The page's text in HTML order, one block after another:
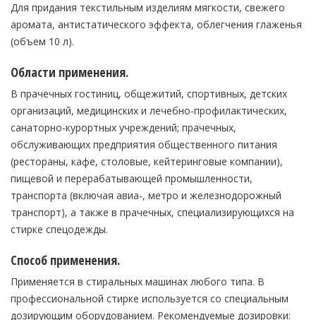
Для придания текстильным изделиям мягкости, свежего
аромата, антистатического эффекта, облегчения глаженья
(объем 10 л).
Области применения.
В прачечных гостиниц, общежитий, спортивных, детских
организаций, медицинских и лечебно-профилактических,
санаторно-курортных учреждений; прачечных,
обслуживающих предприятия общественного питания
(рестораны, кафе, столовые, кейтеринговые компании),
пищевой и перерабатывающей промышленности,
транспорта (включая авиа-, метро и железнодорожный
транспорт), а также в прачечных, специализирующихся на
стирке спецодежды.
Способ применения.
Применяется в стиральных машинах любого типа. В
профессиональной стирке используется со специальным
дозирующим оборудованием. Рекомендуемые дозировки: